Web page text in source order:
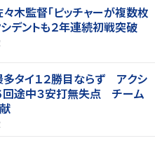
々木監督「ピッチャーが複数枚
シデントも２年連続初戦突破
タイ１２勝目ならず アクシ
回途中３安打無失点 チーム